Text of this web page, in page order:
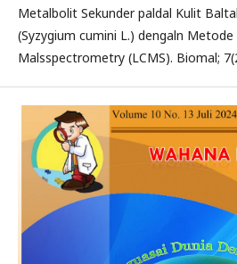
Metalbolit Sekunder paldal Kulit
(Syzygium cumini L.) dengaln
Malsspectrometry (LCMS). Biomal;